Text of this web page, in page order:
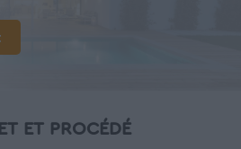
ET PROCÉDÉ